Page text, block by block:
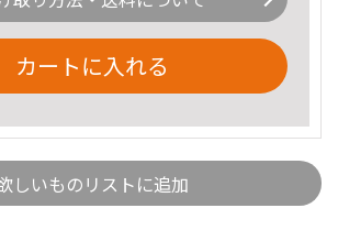
カートに入れる
しいものリストに追加